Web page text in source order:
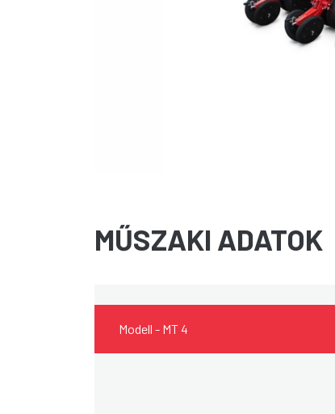
MŰSZAKI ADATOK
Modell - MT 4